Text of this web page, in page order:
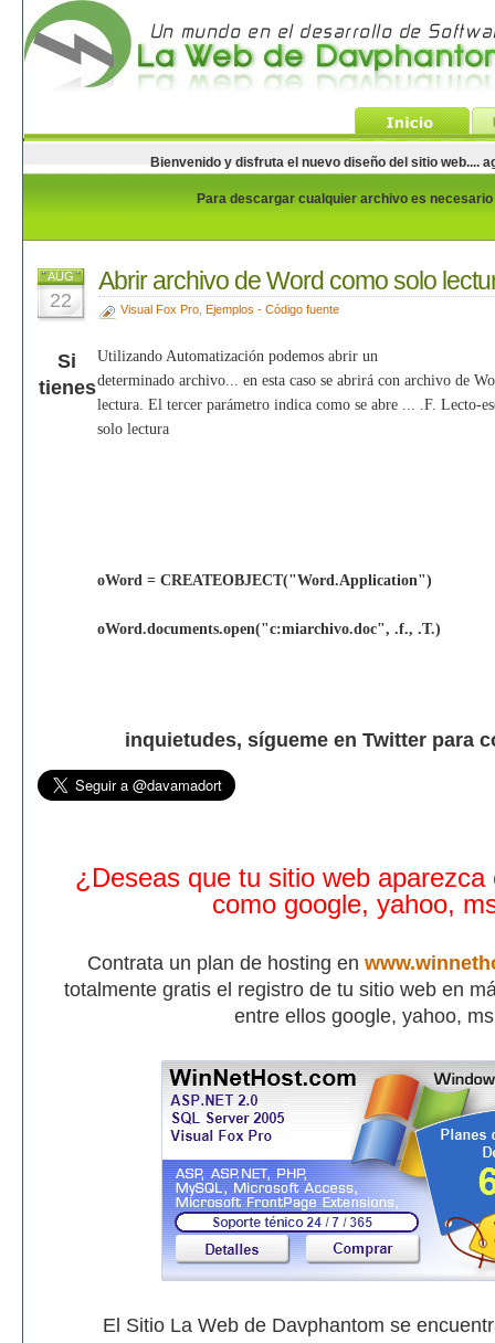
Bienvenido y disfruta el nuevo diseño del sitio web....
Para descargar cualquier archivo es
AUG
22
Abrir archivo de Word como solo
Visual Fox Pro, Ejemplos - Código fuente
Utilizando Automatización podemos abrir un
determinado archivo... en esta caso se abrirá con archivo de
lectura. El tercer parámetro indica como se abre ... .F. Lecto-
solo lectura
oWord = CREATEOBJECT("Word.Application")
oWord.documents.open("c:miarchivo.doc", .f., .T.)
Si
tienes
inquietudes, sígueme en Twitter para
¿Deseas que tu sitio web aparezca
como google, yahoo,
Contrata un plan de hosting en
totalmente gratis el registro de tu sitio web en
entre ellos google, yahoo,
El Sitio La Web de Davphantom se